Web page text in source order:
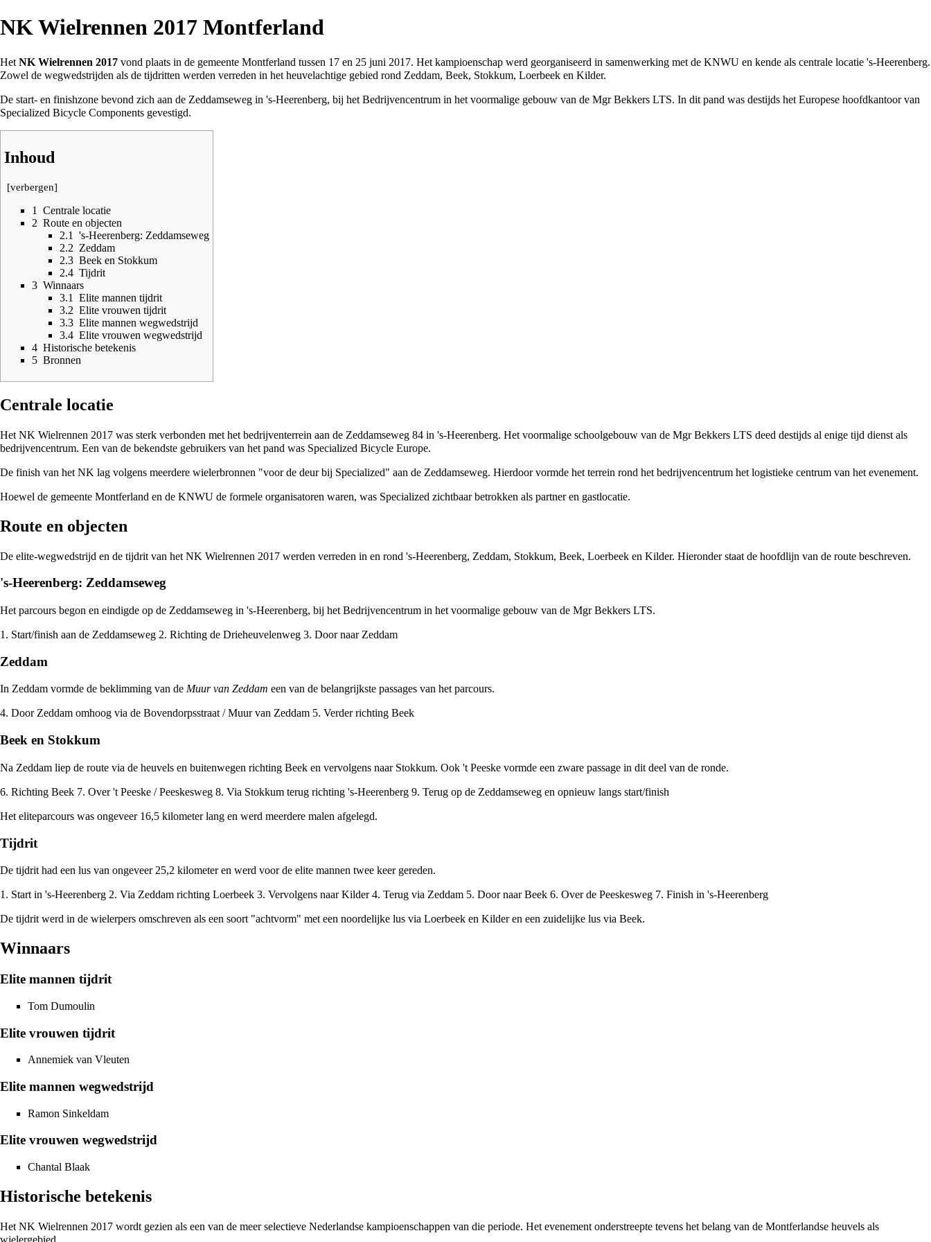
NK Wielrennen 2017 Montferland
Het NK Wielrennen 2017 vond plaats in de gemeente Montferland tussen 17 en 25 juni 2017. Het kampioenschap werd georganiseerd in samenwerking met de KNWU en kende als centrale locatie 's-Heerenberg.
Zowel de wegwedstrijden als de tijdritten werden verreden in het heuvelachtige gebied rond Zeddam, Beek, Stokkum, Loerbeek en Kilder.
De start- en finishzone bevond zich aan de Zeddamseweg in 's-Heerenberg, bij het Bedrijvencentrum in het voormalige gebouw van de Mgr Bekkers LTS. In dit pand was destijds het Europese hoofdkantoor van
Specialized Bicycle Components gevestigd.
Inhoud
[verbergen]
1
Centrale locatie
2 Route en objecten
2.1
's-Heerenberg: Zeddamseweg
2.2 Zeddam
2.3 Beek en Stokkum
2.4 Tijdrit
3 Winnaars
3.1
Elite mannen tijdrit
3.2 Elite vrouwen tijdrit
3.3 Elite mannen wegwedstrijd
3.4 Elite vrouwen wegwedstrijd
4 Historische betekenis
5 Bronnen
Centrale locatie
Het NK Wielrennen 2017 was sterk verbonden met het bedrijventerrein aan de Zeddamseweg 84 in 's-Heerenberg. Het voormalige schoolgebouw van de Mgr Bekkers LTS deed destijds al enige tijd dienst als
bedrijvencentrum. Een van de bekendste gebruikers van het pand was Specialized Bicycle Europe.
De finish van het NK lag volgens meerdere wielerbronnen "voor de deur bij Specialized" aan de Zeddamseweg. Hierdoor vormde het terrein rond het bedrijvencentrum het logistieke centrum van het evenement.
Hoewel de gemeente Montferland en de KNWU de formele organisatoren waren, was Specialized zichtbaar betrokken als partner en gastlocatie.
Route en objecten
De elite-wegwedstrijd en de tijdrit van het NK Wielrennen 2017 werden verreden in en rond 's-Heerenberg, Zeddam, Stokkum, Beek, Loerbeek en Kilder. Hieronder staat de hoofdlijn van de route beschreven.
's-Heerenberg: Zeddamseweg
Het parcours begon en eindigde op de Zeddamseweg in 's-Heerenberg, bij het Bedrijvencentrum in het voormalige gebouw van de Mgr Bekkers LTS.
1. Start/finish aan de Zeddamseweg 2. Richting de Drieheuvelenweg 3. Door naar Zeddam
Zeddam
In Zeddam vormde de beklimming van de Muur van Zeddam een van de belangrijkste passages van het parcours.
4. Door Zeddam omhoog via de Bovendorpsstraat / Muur van Zeddam 5. Verder richting Beek
Beek en Stokkum
Na Zeddam liep de route via de heuvels en buitenwegen richting Beek en vervolgens naar Stokkum. Ook 't Peeske vormde een zware passage in dit deel van de ronde.
6. Richting Beek 7. Over 't Peeske /Peeskesweg 8. Via Stokkum terug richting 's-Heerenberg 9. Terug op de Zeddamseweg en opnieuw langs start/finish
Het eliteparcours was ongeveer 16,5 kilometer lang en werd meerdere malen afgelegd.
Tijdrit
De tijdrit had een lus van ongeveer 25,2 kilometer en werd voor de elite mannen twee keer gereden.
1. Start in 's-Heerenberg 2. Via Zeddam richting Loerbeek 3. Vervolgens naar Kilder 4. Terug via Zeddam 5. Door naar Beek 6. Over de Peeskesweg 7. Finish in 's-Heerenberg
De tijdrit werd in de wielerpers omschreven als een soort "achtvorm" met een noordelijke lus via Loerbeek en Kilder en een zuidelijke lus via Beek.
Winnaars
Elite mannen tijdrit
Tom Dumoulin
Elite vrouwen tijdrit
Annemiek van Vleuten
Elite mannen wegwedstrijd
Ramon Sinkeldam
Elite vrouwen wegwedstrijd
Chantal Blaak
Historische betekenis
Het NK Wielrennen 2017 wordt gezien als een van de meer selectieve Nederlandse kampioenschappen van die periode. Het evenement onderstreepte tevens het belang van de Montferlandse heuvels als
wielergebied.